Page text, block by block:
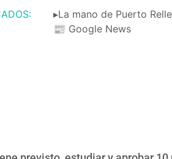
▸La mano de Puerto
📰 Google News